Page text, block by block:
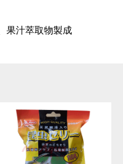
果汁萃取物製成